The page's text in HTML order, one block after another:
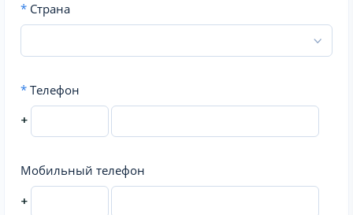
* Страна
* Телефон
+
Мобильный телефон
+